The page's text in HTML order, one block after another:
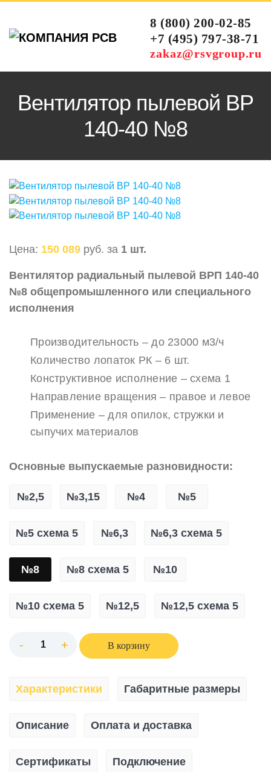
8 (800) 200-02-85
+7 (495) 797-38-71
zakaz@rsvgroup.ru
Вентилятор пылевой ВР
140-40 №8
Цена: 150 089 руб. за 1 шт.
Вентилятор радиальный пылевой ВРП 140-40
№8 общепромышленного или специального
исполнения
Производительность – до 23000 м3/ч
Количество лопаток РК – 6 шт.
Конструктивное исполнение – схема 1
Направление вращения – правое и левое
Применение – для опилок, стружки и
сыпучих материалов
Основные выпускаемые разновидности:
№2,5 №3,15 №4 №5
№5 схема 5 №6,3 №6,3 схема 5
№8 №8 схема 5 №10
№10 схема 5 №12,5 №12,5 схема 5
- + В корзину
Характеристики Габаритные размеры
Описание Оплата и доставка
Сертификаты Подключение